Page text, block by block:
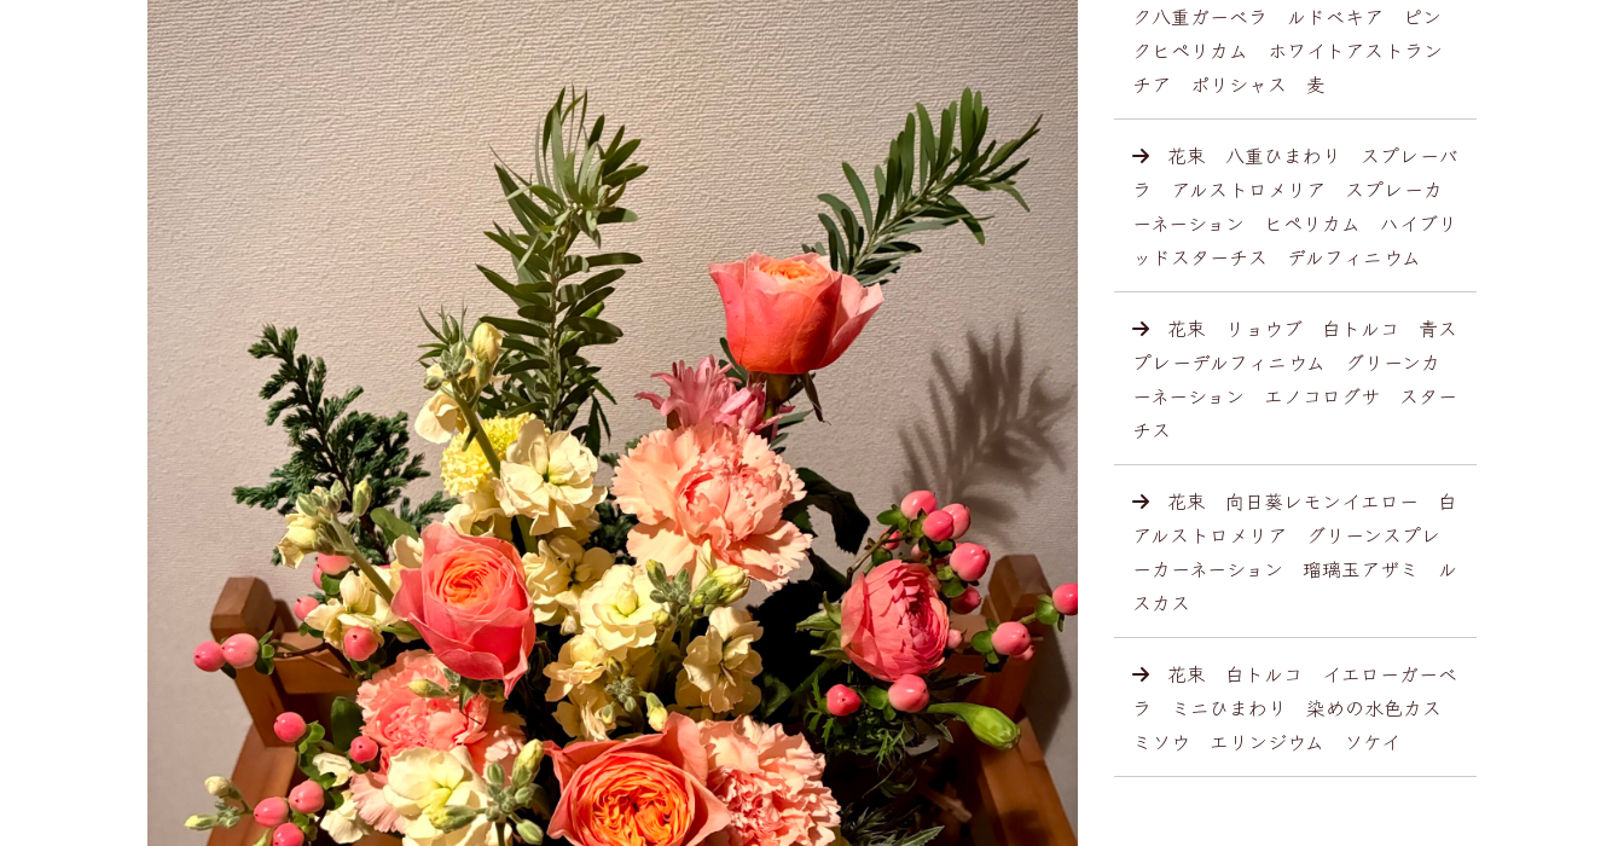
ク八重ガーベラ ルドベキア ピン
クヒペリカム ホワイトアストラン
チア ポリシャス 麦
花束 八重ひまわり スプレーバ
ラ アルストロメリア スプレーカ
ーネーション ヒペリカム ハイブリ
ッドスターチス デルフィニウム
花束 リョウブ 白トルコ 青ス
プレーデルフィニウム グリーンカ
ーネーション エノコログサ スター
チス
花束 向日葵レモンイエロー 白
アルストロメリア グリーンスプレ
ーカーネーション 瑠璃玉アザミ ル
スカス
花束 白トルコ イエローガーベ
ラ ミニひまわり 染めの水色カス
ミソウ エリンジウム ソケイ